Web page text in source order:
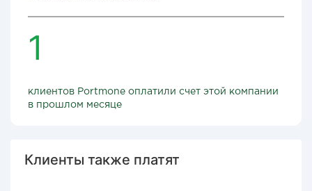
1
клиентов Portmone оплатили счет этой компании
в прошлом месяце
Клиенты также платят